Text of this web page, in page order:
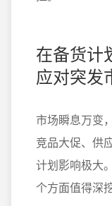
在备货计
应对突发
市场瞬息万变
竞品大促、供
计划影响极大
个方面值得深挖